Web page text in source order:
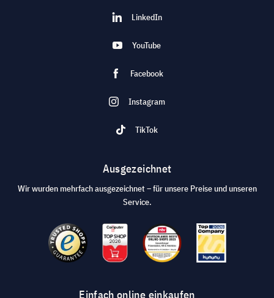
LinkedIn
YouTube
Facebook
Instagram
TikTok
Ausgezeichnet
Wir wurden mehrfach ausgezeichnet – für unsere Preise und unseren
Service.
Einfach online einkaufen